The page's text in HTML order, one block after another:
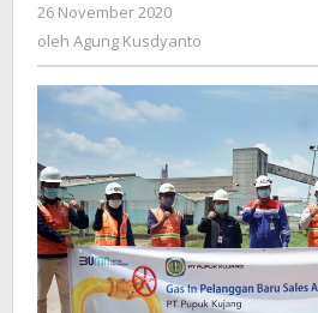
26 November 2020
Agung
oleh Agung Kusdyanto